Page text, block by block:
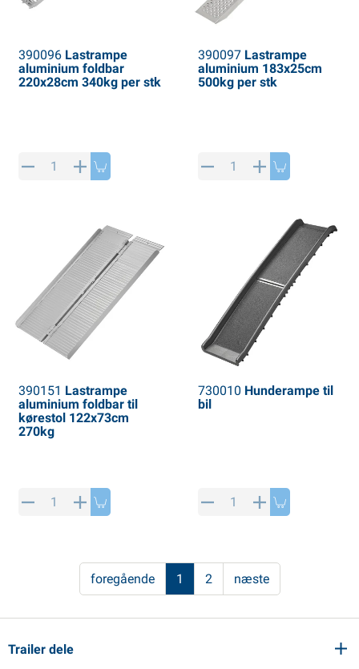
Trailer dele
390096Lastrampe
aluminium foldbar
220x28cm 340kg per stk
390097Lastrampe
aluminium 183x25cm
500kg per stk
390151 Lastrampe
aluminium foldbar til
kørestol 122x73cm
270kg
730010 Hunderampe til
bil
foregående 1 2 næste